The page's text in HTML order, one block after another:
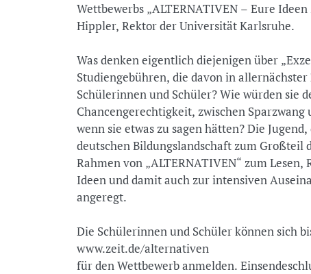
Wettbewerbs „ALTERNATIVEN – Eure
Hippler, Rektor der Universität Karlsruhe.
Was denken eigentlich diejenigen über
Studiengebühren, die davon in
Schülerinnen und Schüler? Wie würden sie
Chancengerechtigkeit, zwischen
wenn sie etwas zu sagen hätten? Die
deutschen Bildungslandschaft zum
Rahmen von „ALTERNATIVEN“ zum
Ideen und damit auch zur intensiven
angeregt.
Die Schülerinnen und Schüler können sich
www.zeit.de/alternativen
für den Wettbewerb anmelden.